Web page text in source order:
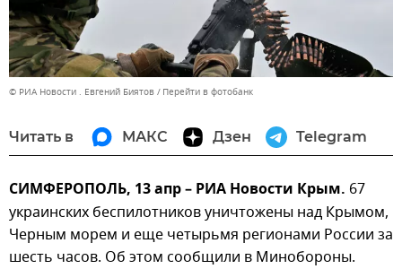
© РИА Новости . Евгений Биятов Перейти в фотобанк
Читать в МАКС Дзен Telegram
СИМФЕРОПОЛЬ, 13 апр – РИА Новости Крым. 67
украинских беспилотников уничтожены над Крымом,
Черным морем и еще четырьмя регионами России за
шесть часов. Об этом сообщили в Минобороны.